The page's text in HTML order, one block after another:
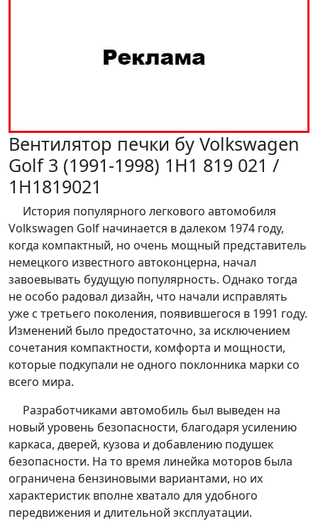
Вентилятор печки бу Volkswagen
Golf 3 (1991-1998) 1H1 819 021 /
1H1819021
История популярного легкового автомобиля
Volkswagen Golf начинается в далеком 1974 году,
когда компактный, но очень мощный представитель
немецкого известного автоконцерна, начал
завоевывать будущую популярность. Однако тогда
не особо радовал дизайн, что начали исправлять
уже с третьего поколения, появившегося в 1991 году.
Изменений было предостаточно, за исключением
сочетания компактности, комфорта и мощности,
которые подкупали не одного поклонника марки со
всего мира.
Разработчиками автомобиль был выведен на
новый уровень безопасности, благодаря усилению
каркаса, дверей, кузова и добавлению подушек
безопасности. На то время линейка моторов была
ограничена бензиновыми вариантами, но их
характеристик вполне хватало для удобного
передвижения и длительной эксплуатации.